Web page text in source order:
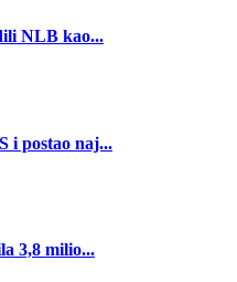
NLB kao...
i postao naj...
3,8 milio...